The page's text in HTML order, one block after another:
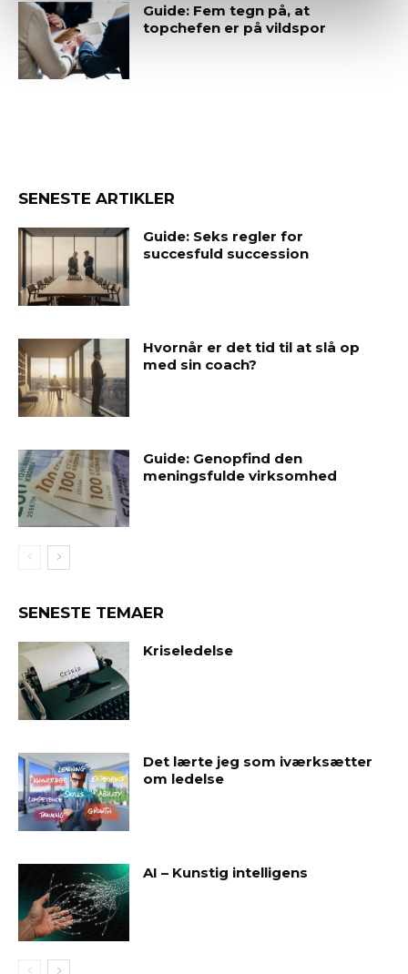
Guide: Fem tegn på, at
topchefen er på vildspor
SENESTE ARTIKLER
Guide: Seks regler for
succesfuld succession
Hvornår er det tid til at slå op
med sin coach?
Guide: Genopfind den
meningsfulde virksomhed
SENESTE TEMAER
Kriseledelse
Det lærte jeg som iværksætter
om ledelse
AI – Kunstig intelligens